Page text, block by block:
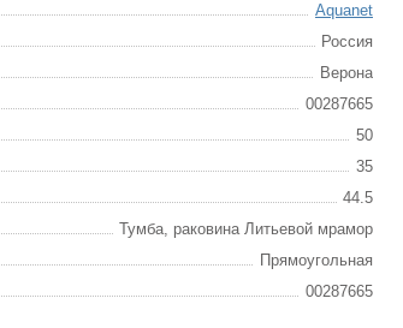
Aquanet
Россия
Верона
00287665
50
35
44.5
Тумба, раковина Литьевой мрамор
Прямоугольная
00287665